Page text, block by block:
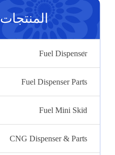
المنتجات
Fuel Dispenser
Fuel Dispenser Parts
Fuel Mini Skid
CNG Dispenser & Parts